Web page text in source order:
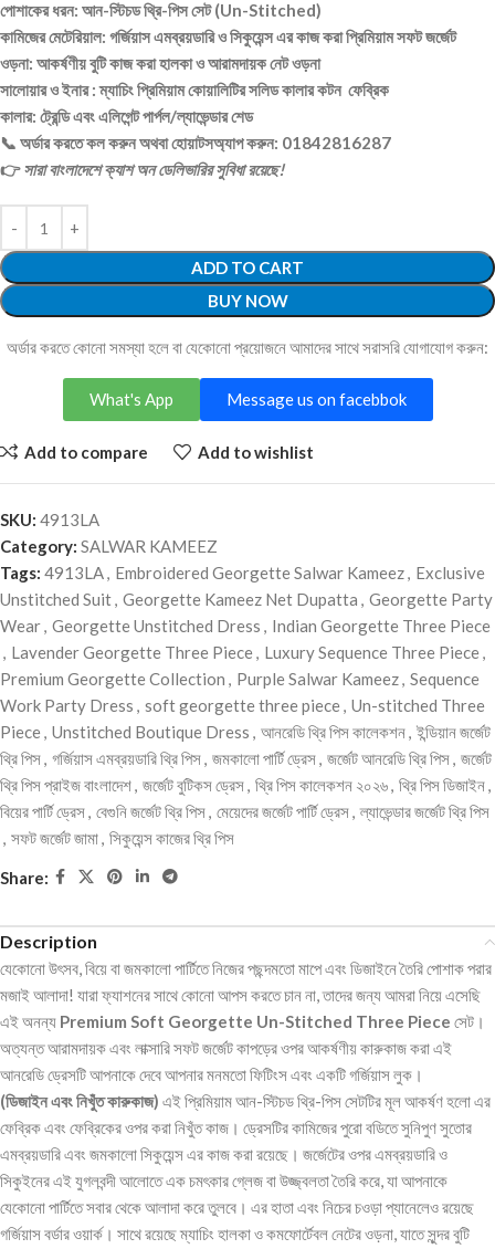
পোশাকের ধরন: আন-স্টিচড থ্রি-পিস সেট (Un-Stitched)
কামিজের মেটেরিয়াল: গর্জিয়াস এমব্রয়ডারি ও সিকুয়েন্স এর কাজ করা প্রিমিয়াম সফট জর্জেট
ওড়না: আকর্ষণীয় বুটি কাজ করা হালকা ও আরামদায়ক নেট ওড়না
সালোয়ার ও ইনার : ম্যাচিং প্রিমিয়াম কোয়ালিটির সলিড কালার কটন ফেব্রিক
কালার: ট্রেন্ডি এবং এলিগেন্ট পার্পল/ল্যাভেন্ডার শেড
📞 অর্ডার করতে কল করুন অথবা হোয়াটসঅ্যাপ করুন: 01842816287
👉সারা বাংলাদেশে ক্যাশ অন ডেলিভারির সুবিধা রয়েছে!
ADD TO CART
BUY NOW
অর্ডার করতে কোনো সমস্যা হলে বা যেকোনো প্রয়োজনে আমাদের সাথে সরাসরি যোগাযোগ করুন:
Message us on facebbok
What's App
Add to compare Add to wishlist
SKU: 4913LA
Category: SALWAR KAMEEZ
Tags: 4913LA, Embroidered Georgette Salwar Kameez, Exclusive
Unstitched Suit, Georgette Kameez Net Dupatta , Georgette Party
Wear, Georgette Unstitched Dress , Indian Georgette Three Piece
, Lavender Georgette Three Piece, Luxury Sequence Three Piece,
Premium Georgette Collection , Purple Salwar Kameez, Sequence
Work Party Dress , soft georgette three piece, Un-stitched Three
Piece, Unstitched Boutique Dress , আনরেডি থ্রি পিস কালেকশন, ইন্ডিয়ান জর্জেট
থ্রি পিস, গর্জিয়াস এমব্রয়ডারি থ্রি পিস, জমকালো পার্টি ড্রেস, জর্জেট আনরেডি থ্রি পিস, জর্জেট
থ্রি পিস প্রাইজ বাংলাদেশ, জর্জেট বুটিকস ড্রেস, থ্রি পিস কালেকশন ২০২৬, থ্রি পিস ডিজাইন,
বিয়ের পার্টি ড্রেস, বেগুনি জর্জেট থ্রি পিস, মেয়েদের জর্জেট পার্টি ড্রেস, ল্যাভেন্ডার জর্জেট থ্রি পিস
, সফট জর্জেট জামা, সিকুয়েন্স কাজের থ্রি পিস
Share:
Description
যেকোনো উৎসব, বিয়ে বা জমকালো পার্টিতে নিজের পছন্দমতো মাপে এবং ডিজাইনে তৈরি পোশাক পরার
মজাই আলাদা! যারা ফ্যাশনের সাথে কোনো আপস করতে চান না, তাদের জন্য আমরা নিয়ে এসেছি
এই অনন্য Premium Soft Georgette Un-Stitched Three Piece সেট।
অত্যন্ত আরামদায়ক এবং লাক্সারি সফট জর্জেট কাপড়ের ওপর আকর্ষণীয় কারুকাজ করা এই
আনরেডি ড্রেসটি আপনাকে দেবে আপনার মনমতো ফিটিংস এবং একটি গর্জিয়াস লুক।
(ডিজাইন এবং নিখুঁত কারুকাজ) এই প্রিমিয়াম আন-স্টিচড থ্রি-পিস সেটটির মূল আকর্ষণ হলো এর
ফেব্রিক এবং ফেব্রিকের ওপর করা নিখুঁত কাজ। ড্রেসটির কামিজের পুরো বডিতে সুনিপুণ সুতোর
এমব্রয়ডারি এবং জমকালো সিকুয়েন্স এর কাজ করা রয়েছে। জর্জেটের ওপর এমব্রয়ডারি ও
সিকুইনের এই যুগলবন্দী আলোতে এক চমৎকার গ্লেজ বা উজ্জ্বলতা তৈরি করে, যা আপনাকে
যেকোনো পার্টিতে সবার থেকে আলাদা করে তুলবে। এর হাতা এবং নিচের চওড়া প্যানেলেও রয়েছে
গর্জিয়াস বর্ডার ওয়ার্ক। সাথে রয়েছে ম্যাচিং হালকা ও কমফোর্টেবল নেটের ওড়না, যাতে সুন্দর বুটি